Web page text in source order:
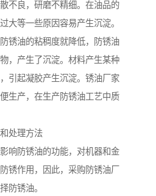
不良，研磨不精细。在油品的
大等一些原因容易产生沉淀。
锈油的粘稠度就降低，防锈油
，产生了沉淀。材料产生某种
引起凝胶产生沉淀。锈油厂家
生产，在生产防锈油工艺中质
处理方法
响防锈油的功能，对机器和金
锈作用，因此，采购防锈油厂
防锈油。